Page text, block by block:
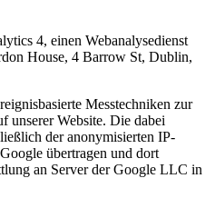
4, einen Webanalysedienst
House, 4 Barrow St, Dublin,
Messtechniken zur
unserer Website. Die dabei
der anonymisierten IP-
übertragen und dort
an Server der Google LLC in